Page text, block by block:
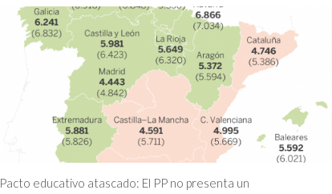
Pacto educativo atascado: El PP no presenta un